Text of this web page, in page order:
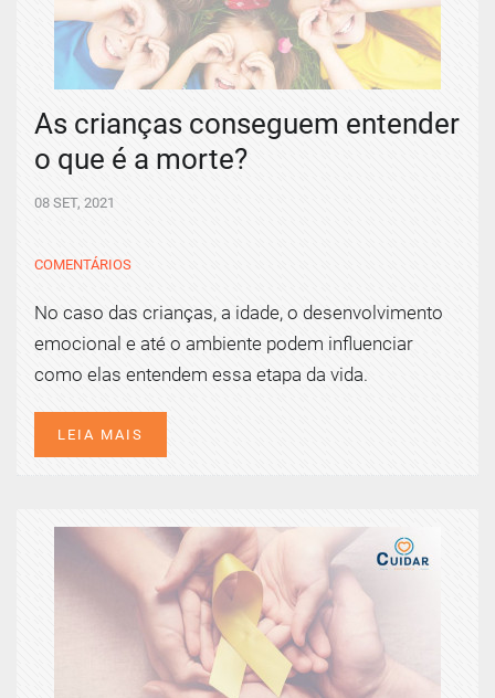
As crianças conseguem entender
o que é a morte?
08 SET, 2021
COMENTÁRIOS
No caso das crianças, a idade, o desenvolvimento
emocional e até o ambiente podem influenciar
como elas entendem essa etapa da vida.
LEIA MAIS